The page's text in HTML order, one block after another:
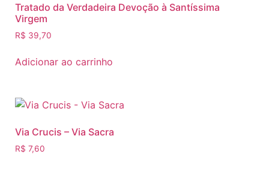
Tratado da Verdadeira Devoção à Santíssima
Virgem
R$ 39,70
Adicionar ao carrinho
Via Crucis – Via Sacra
R$ 7,60